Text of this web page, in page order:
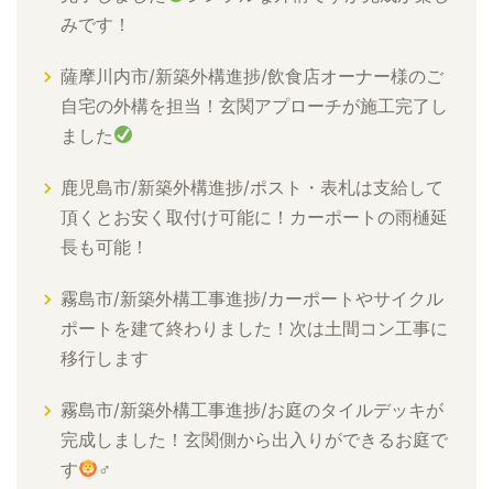
みです！
薩摩川内市/新築外構進捗/飲食店オーナー様のご
自宅の外構を担当！玄関アプローチが施工完了し
ました
鹿児島市/新築外構進捗/ポスト・表札は支給して
頂くとお安く取付け可能に！カーポートの雨樋延
長も可能！
霧島市/新築外構工事進捗/カーポートやサイクル
ポートを建て終わりました！次は土間コン工事に
移行します
霧島市/新築外構工事進捗/お庭のタイルデッキが
完成しました！玄関側から出入りができるお庭で
す
‍♂